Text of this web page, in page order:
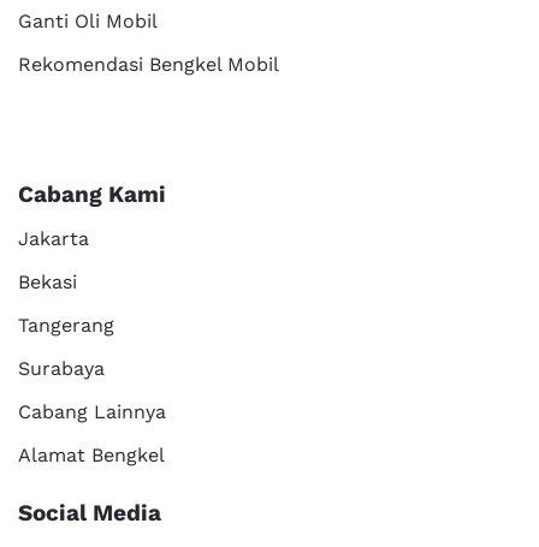
Ganti Oli Mobil
Rekomendasi Bengkel Mobil
Cabang Kami
Jakarta
Bekasi
Tangerang
Surabaya
Cabang Lainnya
Alamat Bengkel
Social Media